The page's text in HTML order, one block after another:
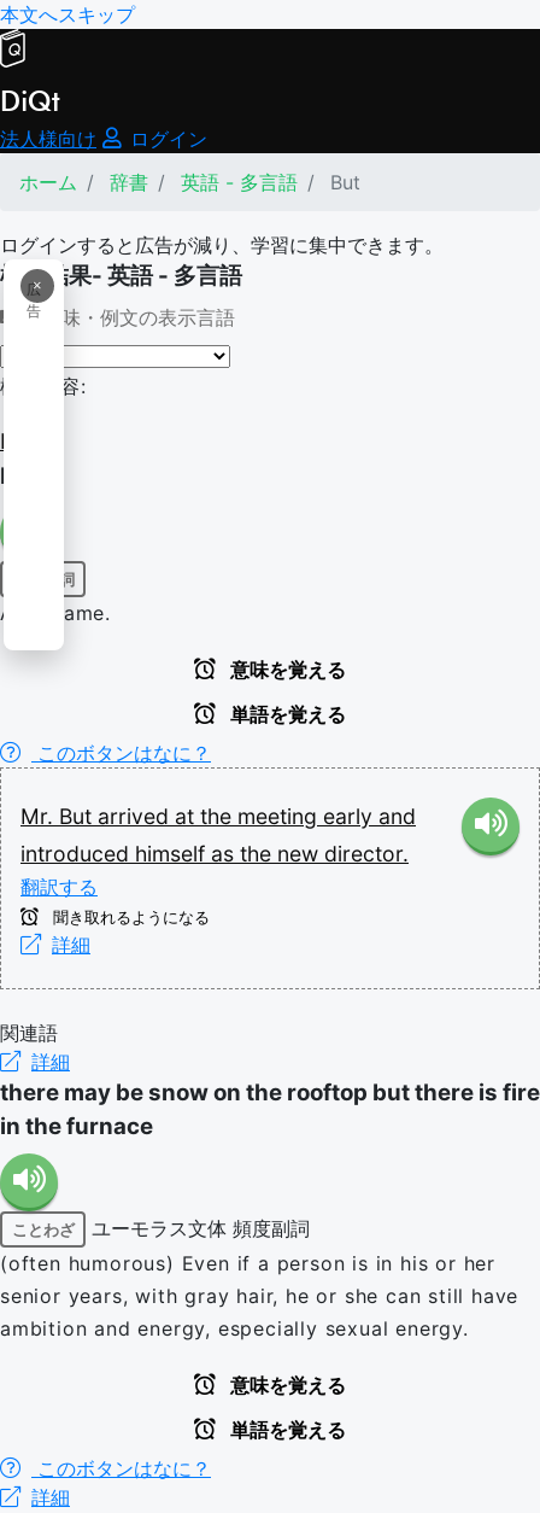
本文へスキップ
DiQt
法人様向け
ログイン
ホーム
辞書 英語 - 多言語 But
ログインすると広告が減り、学習に集中できます。
×
広
告
検索結果- 英語 - 多言語
意味・例文の表示言語
検索内容:
But
But
固有名詞
A surname.
意味を覚える
単語を覚える
このボタンはなに？
Mr. But arrived at the meeting early and
introduced himself as the new director.
翻訳する
聞き取れるようになる
詳細
関連語
詳細
there may be snow on the rooftop but there is fire
in the furnace
ことわざ ユーモラス文体 頻度副詞
(often humorous) Even if a person is in his or her
senior years, with gray hair, he or she can still have
ambition and energy, especially sexual energy.
意味を覚える
単語を覚える
このボタンはなに？
詳細